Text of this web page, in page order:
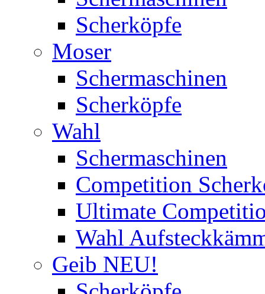
Scherköpfe
Moser
Schermaschinen
Scherköpfe
Wahl
Schermaschinen
Competition
Ultimate
Wahl
Geib NEU!